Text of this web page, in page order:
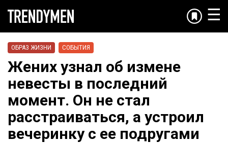
☰
ОБРАЗ ЖИЗНИ СОБЫТИЯ
Жених узнал об измене
невесты в последний
момент. Он не стал
расстраиваться, а устроил
вечеринку с ее подругами